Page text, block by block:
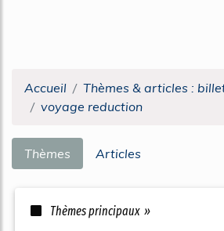
Accueil
Thèmes & articles :
voyage reduction
Thèmes Articles
Thèmes principaux »